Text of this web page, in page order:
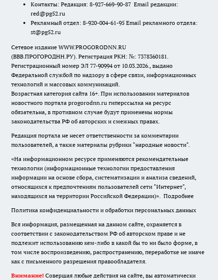
Контакты: Редакция: 8-927-669-90-87 Email редакции:
red@pg52.ru
Рекламный отдел: 8-920-004-61-95 Email рекламного отдела:
st@pg52.ru
Сетевое издание WWW.PROGORODNN.RU
(ВВВ.ПРОГОРОДНН.РУ). Регистрация РКН: №: 7378360181.
Регистрационный номер ЭЛ 77-90994 от 10.03.2026., выдано
Федеральной службой по надзору в сфере связи, информационных
технологий и массовых коммуникаций.
Возрастная категория сайта 16+. При использовании материалов
новостного портала progorodnn.ru гиперссылка на ресурс
обязательна, в противном случае будут применены нормы
законодательства РФ об авторских и смежных правах.
Редакция портала не несет ответственности за комментарии
пользователей, а также материалы рубрики "народные новости".
«На информационном ресурсе применяются рекомендательные
технологии (информационные технологии предоставления
информации на основе сбора, систематизации и анализа сведений,
относящихся к предпочтениям пользователей сети "Интернет",
находящихся на территории Российской Федерации)». Подробнее
Политика конфиденциальности и обработки персональных данных
Вся информация, размещенная на данном сайте, охраняется в
соответствии с законодательством РФ об авторском праве и не
подлежит использованию кем-либо в какой бы то ни было форме, в
том числе воспроизведению, распространению, переработке не иначе
как с письменного разрешения правообладателя.
Внимание! Совершая любые действия на сайте, вы автоматически